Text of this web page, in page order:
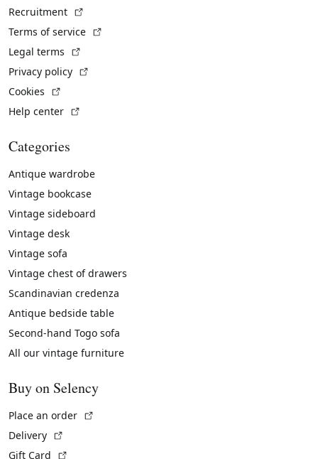
Recruitment
Terms of service
Legal terms
Privacy policy
Cookies
Help center
Categories
Antique wardrobe
Vintage bookcase
Vintage sideboard
Vintage desk
Vintage sofa
Vintage chest of drawers
Scandinavian credenza
Antique bedside table
Second-hand Togo sofa
All our vintage furniture
Buy on Selency
Place an order
Delivery
Gift Card